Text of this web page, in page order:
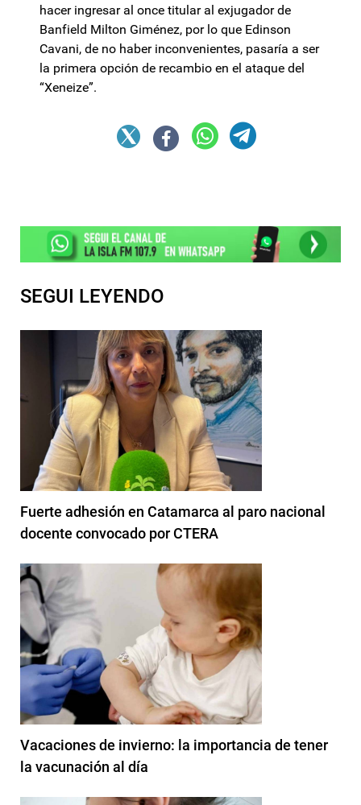
hacer ingresar al once titular al exjugador de
Banfield Milton Giménez, por lo que Edinson
Cavani, de no haber inconvenientes, pasaría a ser
la primera opción de recambio en el ataque del
“Xeneize”.
SEGUI LEYENDO
Fuerte adhesión en Catamarca al paro nacional
docente convocado por CTERA
Vacaciones de invierno: la importancia de tener
la vacunación al día